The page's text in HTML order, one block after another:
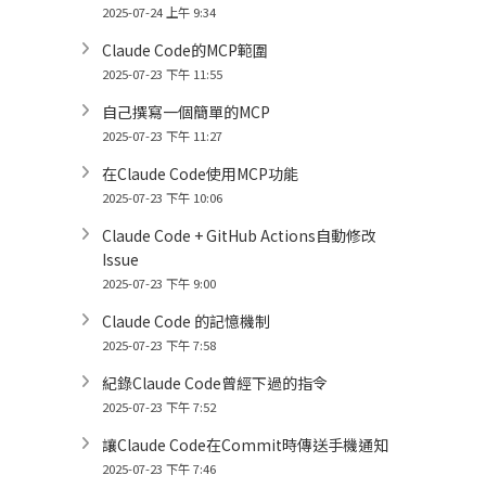
2025-07-24 上午 9:34
Claude Code的MCP範圍
2025-07-23 下午 11:55
自己撰寫一個簡單的MCP
2025-07-23 下午 11:27
在Claude Code使用MCP功能
2025-07-23 下午 10:06
Claude Code + GitHub Actions自動修改
Issue
2025-07-23 下午 9:00
Claude Code 的記憶機制
2025-07-23 下午 7:58
紀錄Claude Code曾經下過的指令
2025-07-23 下午 7:52
讓Claude Code在Commit時傳送手機通知
2025-07-23 下午 7:46